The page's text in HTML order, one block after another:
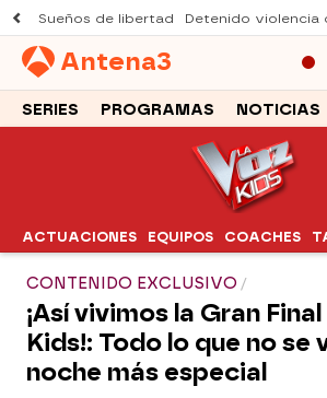
Sueños de libertad Detenido violencia
Antena3
SERIES PROGRAMAS NOTICIAS
ACTUACIONES EQUIPOS COACHES
CONTENIDO EXCLUSIVO
¡Así vivimos la Gran
Kids!: Todo lo que no se
noche más especial